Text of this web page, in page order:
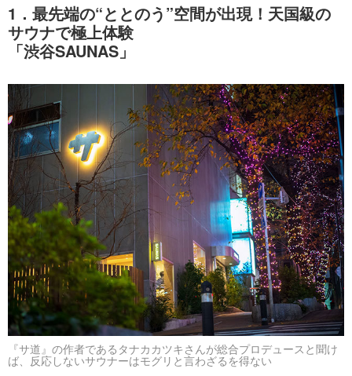
1．最先端の“ととのう”空間が出現！天国級の
サウナで極上体験
「渋谷SAUNAS」
『サ道』の作者であるタナカカツキさんが総合プロデュースと聞け
ば、反応しないサウナーはモグリと言わざるを得ない